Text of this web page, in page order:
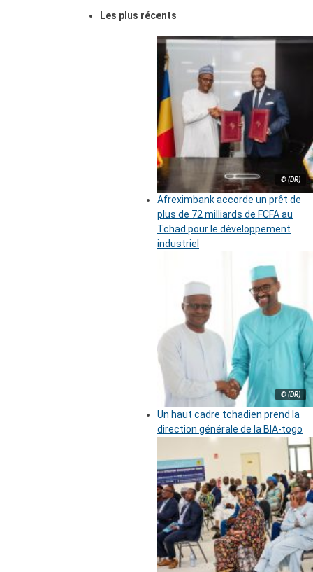
Les plus récents
© (DR)
Afreximbank accorde un prêt de
plus de 72 milliards de FCFA au
Tchad pour le développement
industriel
© (DR)
Un haut cadre tchadien prend la
direction générale de la BIA-togo